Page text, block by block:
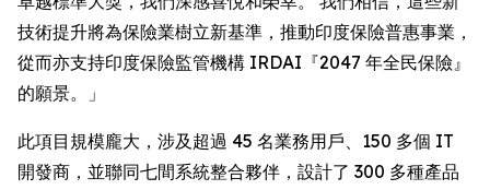
技術提升將為保險業樹立新基準，推動印度保險普惠事業，
從而亦支持印度保險監管機構 IRDAI『2047 年全民保險』
的願景。」
此項目規模龐大，涉及超過 45 名業務用戶、150 多個 IT
開發商，並聯同七間系統整合夥伴，設計了 300 多種產品